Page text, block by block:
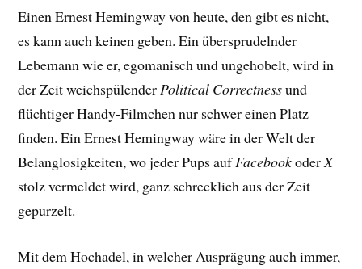
Einen Ernest Hemingway von heute, den gibt es nicht,
es kann auch keinen geben. Ein übersprudelnder
Lebemann wie er, egomanisch und ungehobelt, wird in
der Zeit weichspülenderPolitical Correctnessund
flüchtiger Handy-Filmchen nur schwer einen Platz
finden. Ein Ernest Hemingway wäre in der Welt der
Belanglosigkeiten, wo jeder Pups aufFacebookoderX
stolz vermeldet wird, ganz schrecklich aus der Zeit
gepurzelt.
Mit dem Hochadel, in welcher Ausprägung auch immer,